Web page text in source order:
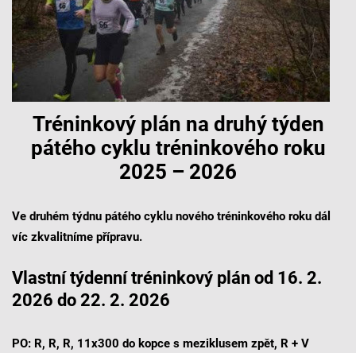
Tréninkový plán na druhý týden
pátého cyklu tréninkového roku
2025 – 2026
Ve druhém týdnu pátého cyklu nového tréninkového roku dál
víc zkvalitníme přípravu.
Vlastní týdenní tréninkový plán od 16. 2.
2026 do 22. 2. 2026
PO: R, R, R, 11x300 do kopce s meziklusem zpět, R + V